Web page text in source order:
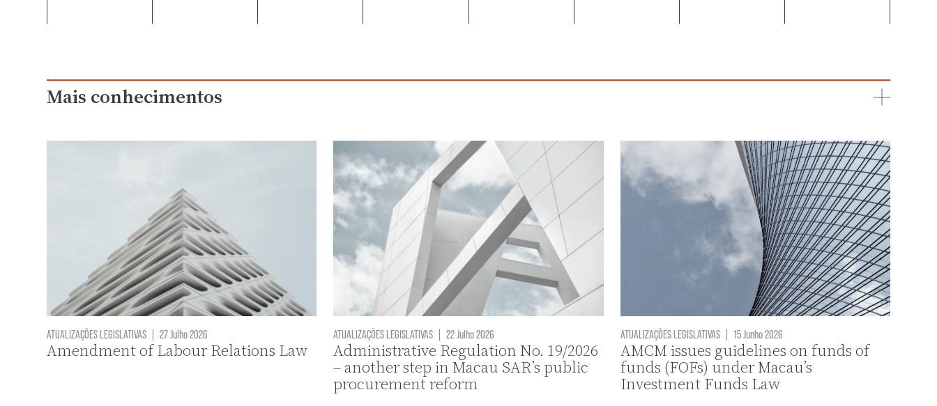
Mais conhecimentos
ATUALIZAÇÕES LEGISLATIVAS | 27 Julho 2026
Amendment of Labour Relations Law
ATUALIZAÇÕES LEGISLATIVAS | 22 Julho 2026
Administrative Regulation No. 19/2026
– another step in Macau SAR’s public
procurement reform
ATUALIZAÇÕES LEGISLATIVAS | 15 Junho 2026
AMCM issues guidelines on funds of
funds (FOFs) under Macau’s
Investment Funds Law